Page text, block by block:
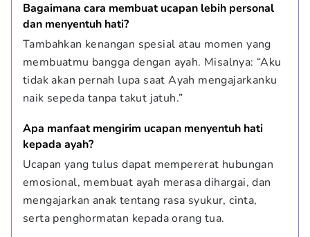
Bagaimana cara membuat ucapan lebih personal
dan menyentuh hati?
Tambahkan kenangan spesial atau momen yang
membuatmu bangga dengan ayah. Misalnya: “Aku
tidak akan pernah lupa saat Ayah mengajarkanku
naik sepeda tanpa takut jatuh.”
Apa manfaat mengirim ucapan menyentuh hati
kepada ayah?
Ucapan yang tulus dapat mempererat hubungan
emosional, membuat ayah merasa dihargai, dan
mengajarkan anak tentang rasa syukur, cinta,
serta penghormatan kepada orang tua.